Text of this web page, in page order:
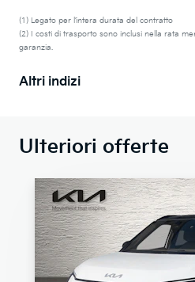
(1) Legato per l’intera durata del contratto
(2) I costi di trasporto sono inclusi nella rata
garanzia.
Altri indizi
Ulteriori offerte